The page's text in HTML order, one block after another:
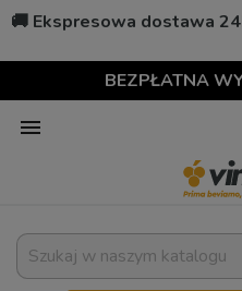
🚚 Ekspresowa dostawa
BEZPŁATNA
